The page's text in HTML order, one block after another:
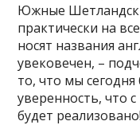
Южные
практически на
носят названия
увековечен, –
то, что мы
уверенность, что
будет реализовано!